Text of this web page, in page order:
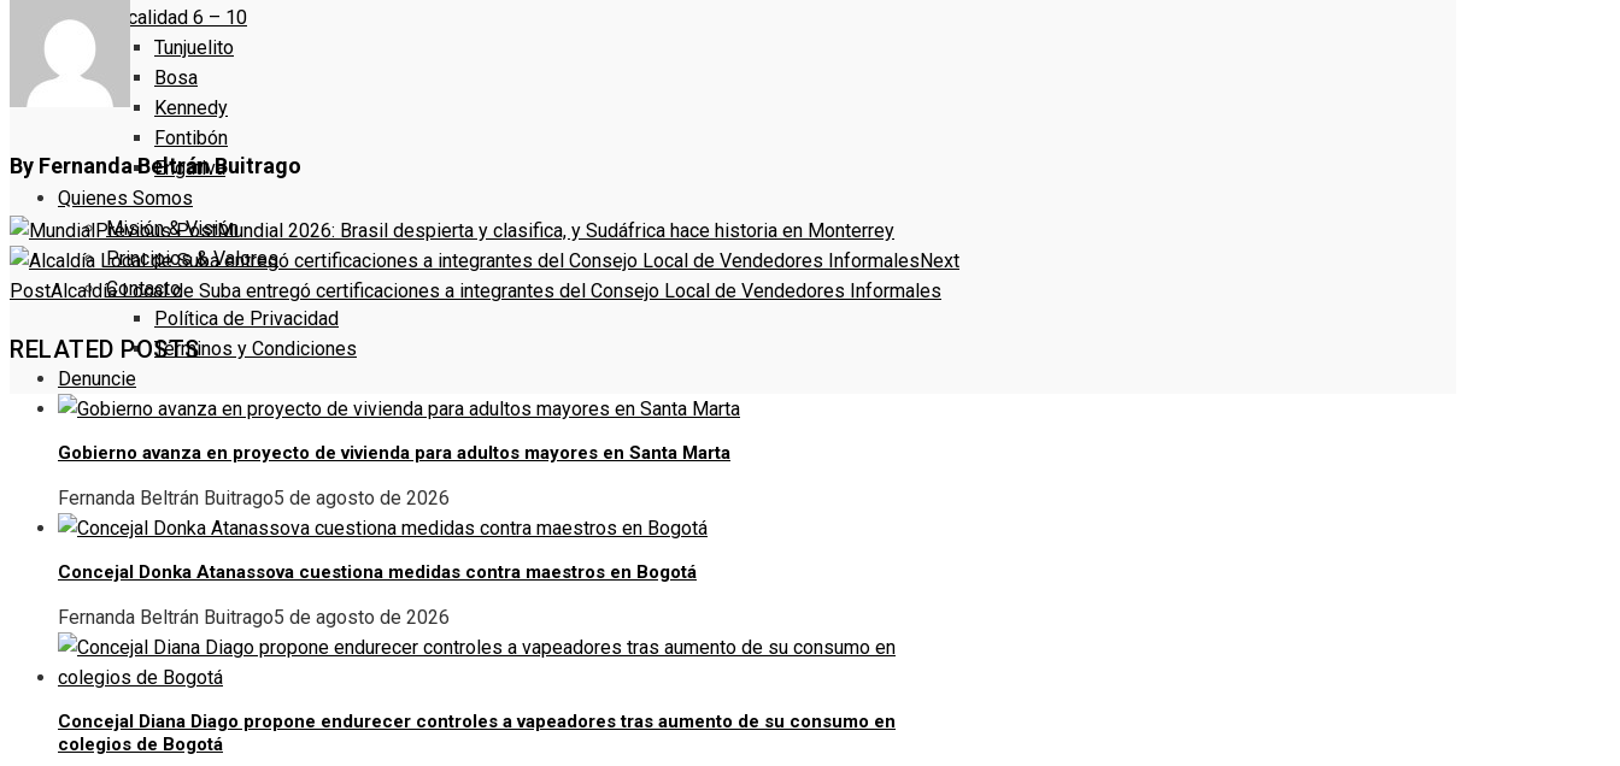
Localidad 6 – 10
Tunjuelito
Bosa
Kennedy
Fontibón
Engativa
Quienes Somos
Misión & Visión
Principios & Valores
Contacto
Política de Privacidad
Términos y Condiciones
Denuncie
By Fernanda Beltrán Buitrago
Previous PostMundial 2026: Brasil despierta y clasifica, y Sudáfrica hace historia en Monterrey
Next
PostAlcaldía Local de Suba entregó certificaciones a integrantes del Consejo Local de Vendedores Informales
RELATED POSTS
Gobierno avanza en proyecto de vivienda para adultos mayores en Santa Marta
Fernanda Beltrán Buitrago5 de agosto de 2026
Concejal Donka Atanassova cuestiona medidas contra maestros en Bogotá
Fernanda Beltrán Buitrago5 de agosto de 2026
Concejal Diana Diago propone endurecer controles a vapeadores tras aumento de su consumo en
colegios de Bogotá